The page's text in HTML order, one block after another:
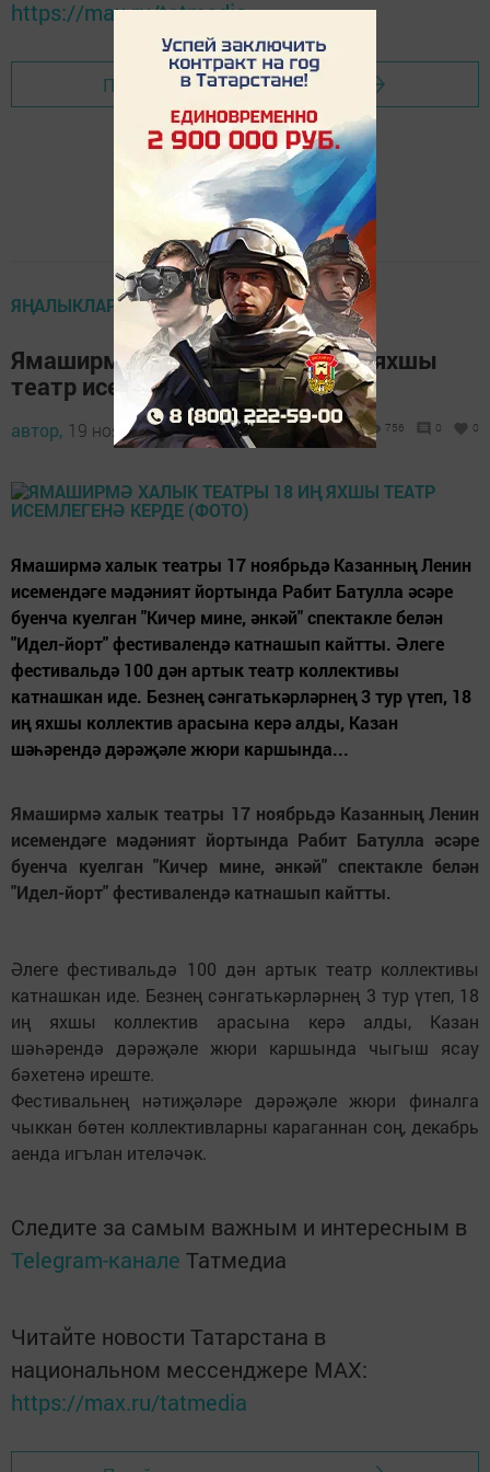
https://max.ru/tatmedia
Перейти на страницу новости
ЯҢАЛЫКЛАР
Ямаширмә халык театры 18 иң яхшы
театр исемлегенә керде (ФОТО)
автор, 19 ноябрь 2016 - 05:06 756 0 0
Ямаширмә халык театры 17 ноябрьдә Казанның Ленин
исемендәге мәдәният йортында Рабит Батулла әсәре
буенча куелган "Кичер мине, әнкәй" спектакле белән
"Идел-йорт" фестивалендә катнашып кайтты. Әлеге
фестивальдә 100 дән артык театр коллективы
катнашкан иде. Безнең сәнгатькәрләрнең 3 тур үтеп, 18
иң яхшы коллектив арасына керә алды, Казан
шәһәрендә дәрәҗәле жюри каршында...
Ямаширмә халык театры 17ноябрьдә Казанның Ленин
исемендәге мәдәният йортында Рабит Батулла әсәре
буенча куелган "Кичер мине, әнкәй" спектакле белән
"Идел-йорт" фестивалендә катнашып кайтты.
Әлеге фестивальдә 100 дән артык театр коллективы
катнашкан иде. Безнең сәнгатькәрләрнең 3 тур үтеп, 18
иң яхшы коллектив арасына керә алды, Казан
шәһәрендә дәрәҗәле жюри каршында чыгыш ясау
бәхетенә иреште.
Фестивальнең нәтиҗәләре дәрәҗәле жюри финалга
чыккан бөтен коллективларны караганнан соң, декабрь
аенда игълан ителәчәк.
Следите за самым важным и интересным в
Telegram-канале Татмедиа
Читайте новости Татарстана в
национальном мессенджере MАХ:
https://max.ru/tatmedia